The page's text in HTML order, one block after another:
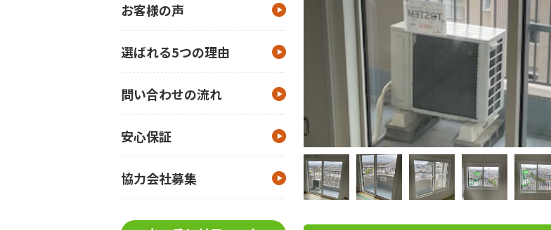
お客様の声
選ばれる5つの理由
問い合わせの流れ
安心保証
協力会社募集